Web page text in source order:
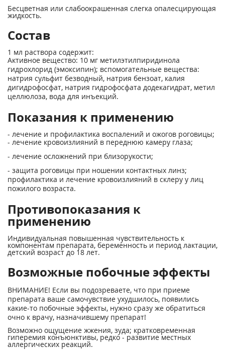
Бесцветная или слабоокрашенная слегка опалесцирующая
жидкость.
Состав
1 мл раствора содержит:
Активное вещество: 10 мг метилэтилпиридинола
гидрохлорид (эмоксипин); вспомогательные вещества:
натрия сульфит безводный, натрия бензоат, калия
дигидрофосфат, натрия гидрофосфата додекагидрат, метил
целлюлоза, вода для инъекций.
Показания к применению
- лечение и профилактика воспалений и ожогов роговицы;
- лечение кровоизлияний в переднюю камеру глаза;
- лечение осложнений при близорукости;
- защита роговицы при ношении контактных линз;
профилактика и лечение кровоизлияний в склеру у лиц
пожилого возраста.
Противопоказания к
применению
Индивидуальная повышенная чувствительность к
компонентам препарата, беременность и период лактации,
детский возраст до 18 лет.
Возможные побочные эффекты
ВНИМАНИЕ! Если вы подозреваете, что при приеме
препарата ваше самочувствие ухудшилось, появились
какие-то побочные эффекты, нужно сразу же обратиться
очно к врачу, назначившему препарат!
Возможно ощущение жжения, зуда; кратковременная
гиперемия конъюнктивы, редко - развитие местных
аллергических реакций.